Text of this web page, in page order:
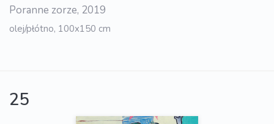
Poranne zorze, 2019
olej/płótno, 100x150 cm
25